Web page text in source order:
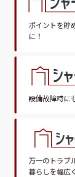
ポイントを貯
に！
設備故障時に
万一のトラブ
暮らしを幅広